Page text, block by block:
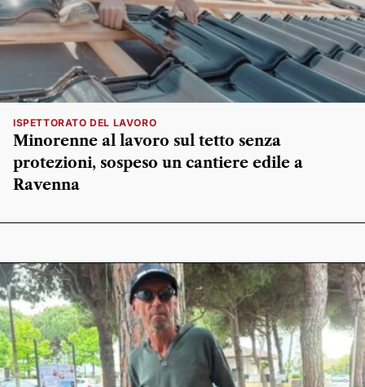
ISPETTORATO DEL LAVORO
Minorenne al lavoro sul tetto senza
protezioni, sospeso un cantiere edile a
Ravenna